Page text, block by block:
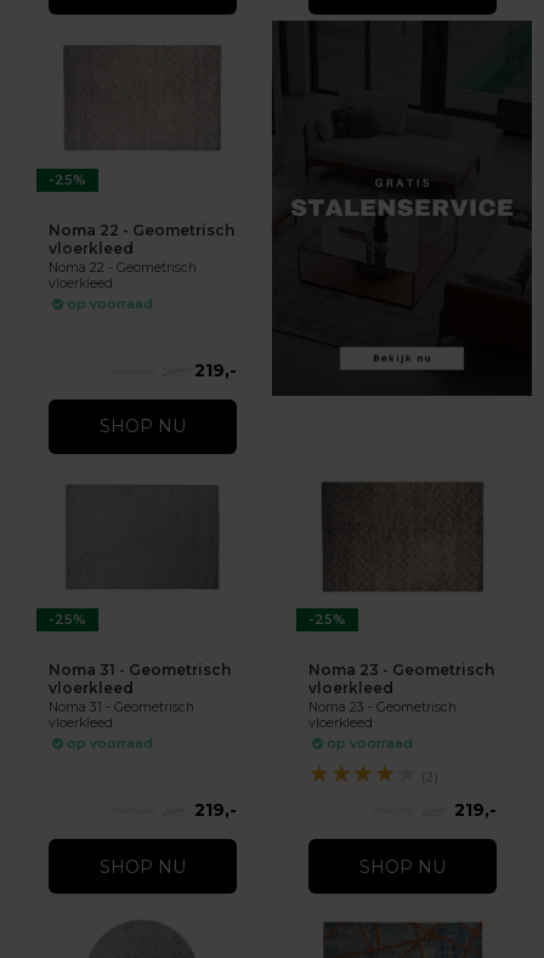
-25%
Noma 22 - Geometrisch
vloerkleed
Noma 22 - Geometrisch
vloerkleed
op voorraad
219,-
SHOP NU
-25%
Noma 31 - Geometrisch
vloerkleed
Noma 31 - Geometrisch
vloerkleed
op voorraad
219,-
SHOP NU
-25%
Noma 23 - Geometrisch
vloerkleed
Noma 23 - Geometrisch
vloerkleed
op voorraad
★★★★ (2)
219,-
SHOP NU